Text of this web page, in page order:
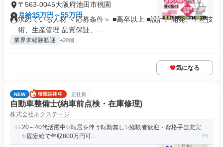
〒563-0045大阪府池田市桃園
月給35万円～55万円
求めている人材 ＜応募条件＞ ■高卒以上 ■設計、開発、生産技
術、生産管理 品質保証、...
業界未経験歓迎 +20個
気になる
NEW 正社員
自動車整備士(納車前点検・在庫修理)
株式会社ネクステージ
20～40代活躍中✨転居を伴う転勤無し✨経験者歓迎・資格手当充実
✨固定給で年収800万円可...